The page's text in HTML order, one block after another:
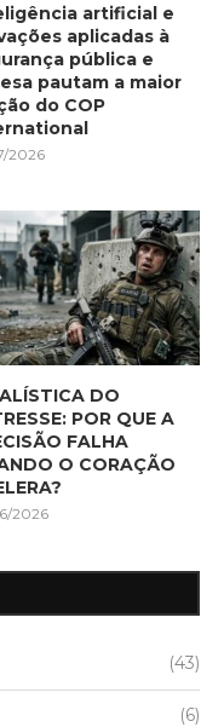
artificial e
aplicadas à
pública e
pautam a maior
do COP
2026
DO
POR QUE A
FALHA
O CORAÇÃO
2026
(43)
(6)